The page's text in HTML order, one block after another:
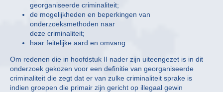
georganiseerde criminaliteit;
de mogelijkheden en beperkingen van
onderzoeksmethoden naar
deze criminaliteit;
haar feitelijke aard en omvang.
Om redenen die in hoofdstuk II nader zijn uiteengezet is in dit
onderzoek gekozen voor een definitie van georganiseerde
criminaliteit die zegt dat er van zulke criminaliteit sprake is
indien groepen die primair zijn gericht op illegaal gewin